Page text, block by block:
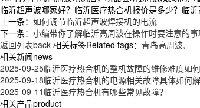
临沂超声波哪家好？临沂医疗热合机报价是多少？临
上一条： 如何调节临沂超声波焊接机的电流
下一条： 小编带你了解临沂高周波在操作时要注意的
返回列表back 相关标签Related tags： 青岛高周波,
相关新闻news
2025-09-25临沂医疗热合机的整机故障的维修难度如何
2025-09-18临沂医疗热合机的电源相关故障具体如何
2025-09-11 临沂医疗热合机有哪些常见故障？
相关产品product